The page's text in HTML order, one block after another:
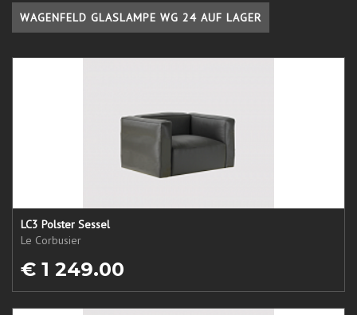
WAGENFELD GLASLAMPE WG 24 AUF LAGER
LC3 Polster Sessel
Le Corbusier
€ 1 249.00